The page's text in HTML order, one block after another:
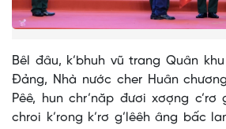
Bêl đâu, k’bhuh vũ trang Quân
Đảng, Nhà nước cher Huân
Pêê, hun chr’năp đươi xơợng c’rơ
chroi k’rong k’rơ g’lêêh âng bấc